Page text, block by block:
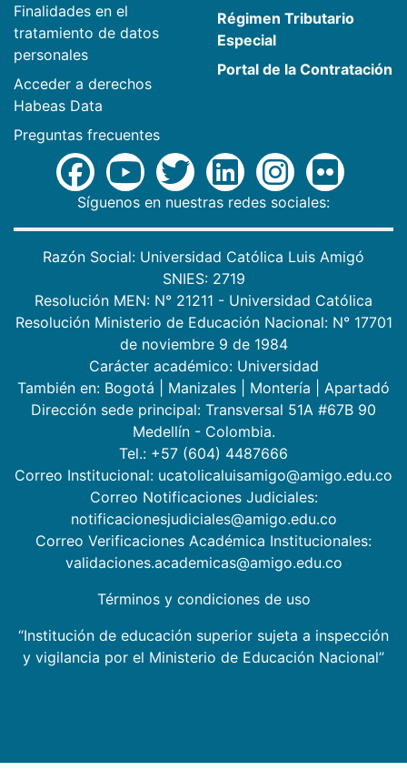
Finalidades en el
tratamiento de datos
personales
Acceder a derechos
Habeas Data
Preguntas frecuentes
Régimen Tributario
Especial
Portal de la Contratación
Síguenos en nuestras redes sociales:
Razón Social: Universidad Católica Luis Amigó
SNIES: 2719
Resolución MEN: N° 21211 - Universidad Católica
Resolución Ministerio de Educación Nacional: N° 17701
de noviembre 9 de 1984
Carácter académico: Universidad
También en: Bogotá Manizales Montería
Apartadó
Dirección sede principal: Transversal 51A #67B 90
Medellín - Colombia.
Tel.: +57 (604) 4487666
Correo Institucional: ucatolicaluisamigo@amigo.edu.co
Correo Notificaciones Judiciales:
notificacionesjudiciales@amigo.edu.co
Correo Verificaciones Académica Institucionales:
validaciones.academicas@amigo.edu.co
Términos y condiciones de uso
“Institución de educación superior sujeta a inspección
y vigilancia por el Ministerio de Educación Nacional”